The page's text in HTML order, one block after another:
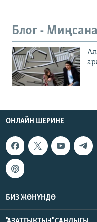
Блог -
ОНЛАЙН ШЕРИНЕ
БИЗ ЖӨНҮНДӨ